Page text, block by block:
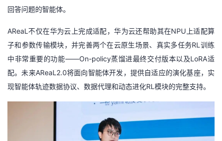
回答问题的智能体。
AReaL不仅在华为云上完成适配，华为云还帮助其在NPU上适配算
子和参数传输模块，并完善两个在云原生场景、真实多任务RL训练
中非常重要的功能——On-policy蒸馏进最终交付版本以及LoRA适
配。未来AReaL2.0将面向智能体开发，提供自适应的演化基座，实
现智能体轨迹数据协议、数据代理和动态进化RL模块的完整支持。